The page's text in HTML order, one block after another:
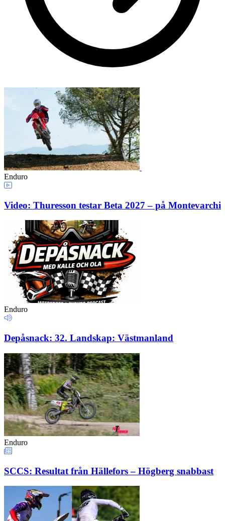
Enduro
Video: Thuresson testar Beta 2027 – på Montevarchi
Enduro
Depåsnack: 32. Landskap: Västmanland
Enduro
SCCS: Resultat från Hällefors – Högberg snabbast